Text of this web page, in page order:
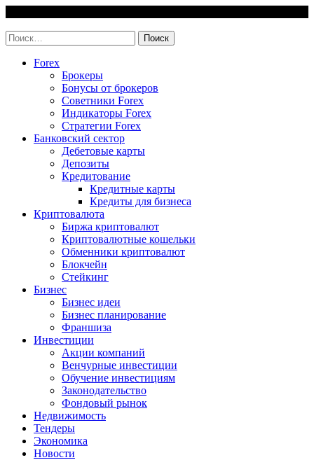
content
Найти:
Forex
Брокеры
Бонусы от брокеров
Советники Forex
Индикаторы Forex
Стратегии Forex
Банковский сектор
Дебетовые карты
Депозиты
Кредитование
Кредитные карты
Кредиты для бизнеса
Криптовалюта
Биржа криптовалют
Криптовалютные кошельки
Обменники криптовалют
Блокчейн
Стейкинг
Бизнес
Бизнес идеи
Бизнес планирование
Франшиза
Инвестиции
Акции компаний
Венчурные инвестиции
Обучение инвестициям
Законодательство
Фондовый рынок
Недвижимость
Тендеры
Экономика
Новости